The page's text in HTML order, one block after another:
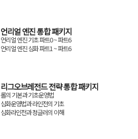
언리얼 엔진 통합 패키지
언리얼 엔진 기초 파트0 ~ 파트6
언리얼 엔진 심화 파트1 ~ 파트6
리그오브레전드 전략 통합 패키지
롤의 기본과 기초운영법
심화운영법과 라인전의 기초
심화라인전과 정글러의 이해